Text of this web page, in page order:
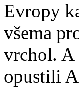
Evropy
všema
vrchol. A
opustili